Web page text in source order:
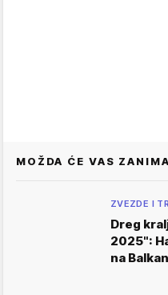
MOŽDA ĆE VAS
ZVEZDE I
Dreg
2025":
na